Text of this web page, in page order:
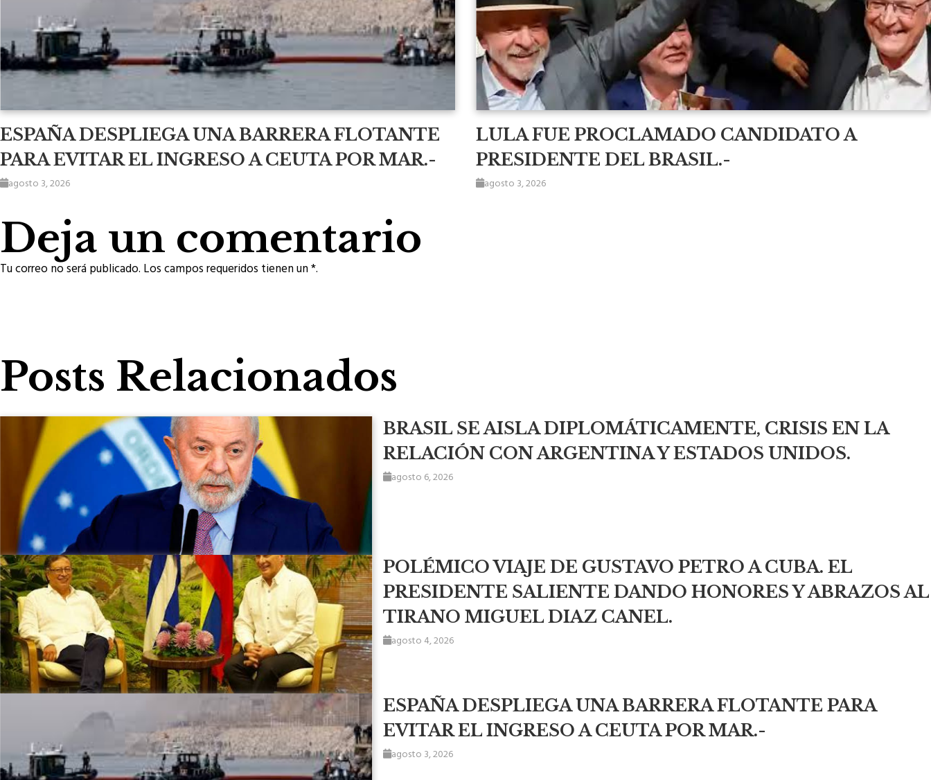
ESPAÑA DESPLIEGA UNA BARRERA FLOTANTE
PARA EVITAR EL INGRESO A CEUTA POR MAR.-
agosto 3, 2026
LULA FUE PROCLAMADO CANDIDATO A
PRESIDENTE DEL BRASIL.-
agosto 3, 2026
Deja un comentario
Tu correo no será publicado. Los campos requeridos tienen un *.
Posts Relacionados
BRASIL SE AISLA DIPLOMÁTICAMENTE, CRISIS EN LA
RELACIÓN CON ARGENTINA Y ESTADOS UNIDOS.
agosto 6, 2026
POLÉMICO VIAJE DE GUSTAVO PETRO A CUBA. EL
PRESIDENTE SALIENTE DANDO HONORES Y ABRAZOS AL
TIRANO MIGUEL DIAZ CANEL.
agosto 4, 2026
ESPAÑA DESPLIEGA UNA BARRERA FLOTANTE PARA
EVITAR EL INGRESO A CEUTA POR MAR.-
agosto 3, 2026